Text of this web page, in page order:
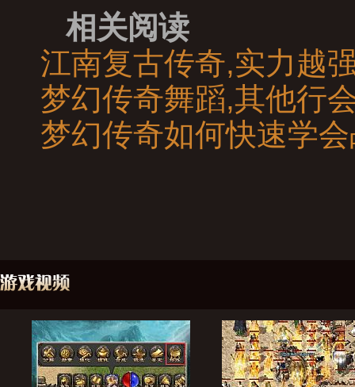
相关阅读
江南复古传奇,实力越
梦幻传奇舞蹈,其他行
梦幻传奇如何快速学